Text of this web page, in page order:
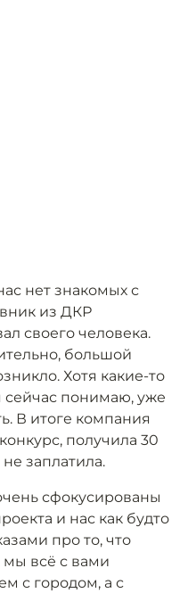
нет знакомых с
из ДКР
своего человека.
большой
Хотя какие-то
сейчас понимаю, уже
В итоге компания
получила 30
заплатила.
сфокусированы
и нас как будто
про то, что
мы всё с вами
с городом, а с